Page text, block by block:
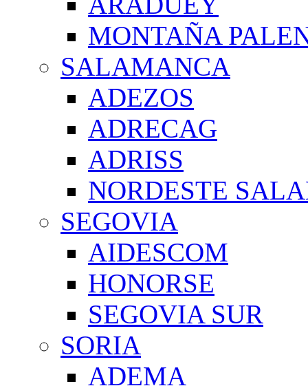
MONTAÑA
SALAMANCA
ADEZOS
ADRECAG
ADRISS
NORDESTE
SEGOVIA
AIDESCOM
HONORSE
SEGOVIA SUR
SORIA
ADEMA